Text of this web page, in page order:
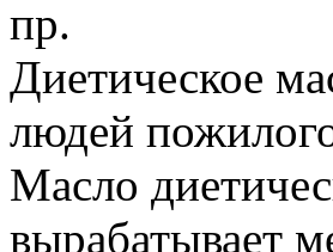
пр.
Диетическое
людей
Масло
вырабатывает